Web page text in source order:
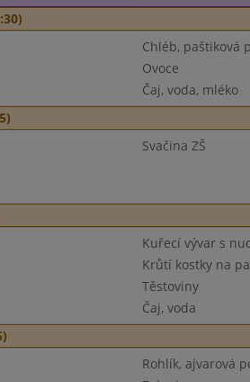
Chléb, paštiková
Ovoce
Čaj, voda, mléko
Svačina ZŠ
Kuřecí vývar s
Krůtí kostky na
Těstoviny
Čaj, voda
Rohlík, ajvarová